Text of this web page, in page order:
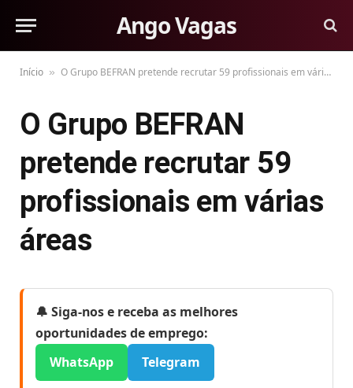
Ango Vagas
Início » O Grupo BEFRAN pretende recrutar 59 profissionais em várias áreas
O Grupo BEFRAN
pretende recrutar 59
profissionais em várias
áreas
🔔 Siga-nos e receba as melhores
oportunidades de emprego:
WhatsApp
Telegram